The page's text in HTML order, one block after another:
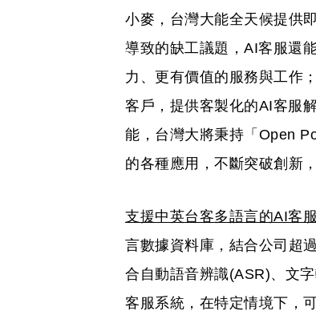
小麥，台灣大能全天候提供
導致的缺工議題，AI客服還
力、更有價值的服務與工作
客戶，提供客製化的AI客服
能，台灣大將秉持「Open
的各種應用，不斷突破創新
支援中英台客多語言的AI客
言數據資料庫，結合公司超
合自動語音辨識(ASR)、文
客服系統，在特定情境下，